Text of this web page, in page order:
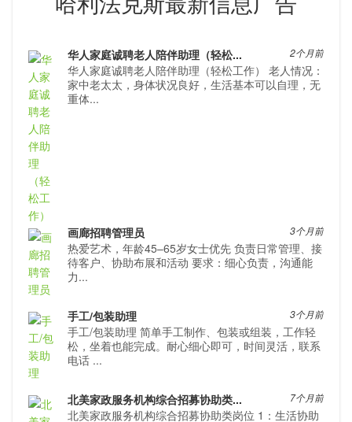
华人家庭诚聘老人陪伴助理（轻松... 2个月前
华人家庭诚聘老人陪伴助理（轻松工作） 老人情况：
家中老太太，身体状况良好，生活基本可以自理，无
重体...
画廊招聘管理员 3个月前
热爱艺术，年龄45–65岁女士优先 负责日常管理、接
待客户、协助布展和活动 要求：细心负责，沟通能
力...
手工/包装助理 3个月前
手工/包装助理 简单手工制作、包装或组装，工作轻
松，坐着也能完成。耐心细心即可，时间灵活，联系
电话 ...
北美家政服务机构综合招募协助类... 7个月前
北美家政服务机构综合招募协助类岗位 1：生活协助